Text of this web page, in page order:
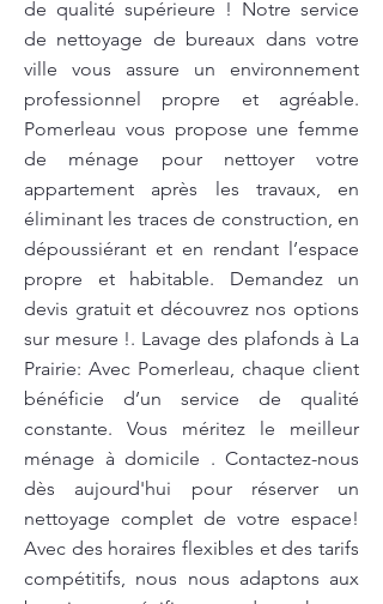
de qualité supérieure ! Notre service
de nettoyage de bureaux dans votre
ville vous assure un environnement
professionnel propre et agréable.
Pomerleau vous propose une femme
de ménage pour nettoyer votre
appartement après les travaux, en
éliminant les traces de construction, en
dépoussiérant et en rendant l’espace
propre et habitable. Demandez un
devis gratuit et découvrez nos options
sur mesure !. Lavage des plafonds à La
Prairie: Avec Pomerleau, chaque client
bénéficie d’un service de qualité
constante. Vous méritez le meilleur
ménage à domicile . Contactez-nous
dès aujourd'hui pour réserver un
nettoyage complet de votre espace!
Avec des horaires flexibles et des tarifs
compétitifs, nous nous adaptons aux